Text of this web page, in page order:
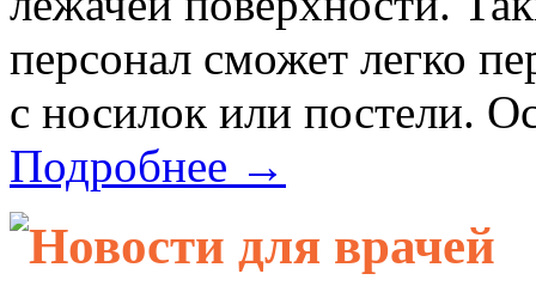
персонал сможет легко
с носилок или постели.
Подробнее →
Новости для врачей